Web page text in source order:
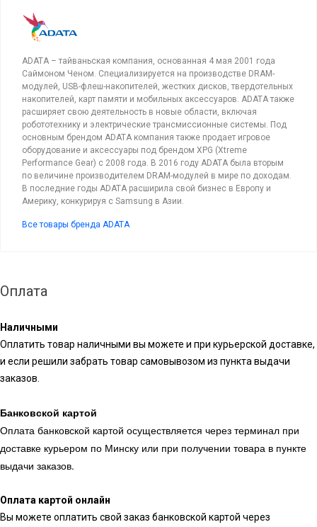
ADATA – тайваньская компания, основанная 4 мая 2001 года
Саймоном Ченом. Специализируется на производстве DRAM-
модулей, USB-флеш-накопителей, жестких дисков, твердотельных
накопителей, карт памяти и мобильных аксессуаров. ADATA также
расширяет свою деятельность в новые области, включая
робототехнику и электрические трансмиссионные системы. Под
основным брендом ADATA компания также продает игровое
оборудование и аксессуары под брендом XPG (Xtreme
Performance Gear) с 2008 года. В 2016 году ADATA была вторым
по величине производителем DRAM-модулей в мире по доходам.
В последние годы ADATA расширила свой бизнес в Европу и
Америку, конкурируя с Samsung в Азии.
Все товары бренда ADATA
Оплата
Наличными
Оплатить товар наличными вы можете и при курьерской доставке,
и если решили забрать товар самовывозом из пункта выдачи
заказов.
Банковской картой
Оплата банковской картой осуществляется через терминал при
доставке курьером по Минску или при получении товара в пункте
выдачи заказов.
Оплата картой онлайн
Вы можете оплатить свой заказ банковской картой через